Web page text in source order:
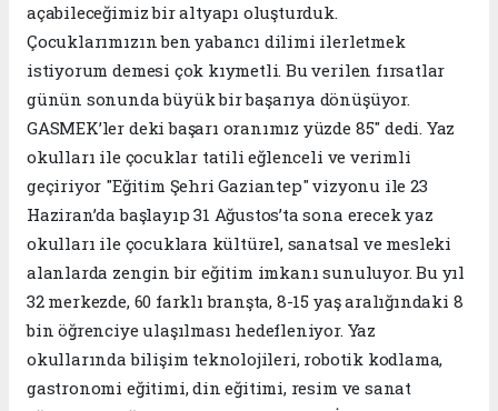
açabileceğimiz bir altyapı oluşturduk.
Çocuklarımızın ben yabancı dilimi ilerletmek
istiyorum demesi çok kıymetli. Bu verilen fırsatlar
günün sonunda büyük bir başarıya dönüşüyor.
GASMEK’ler deki başarı oranımız yüzde 85" dedi. Yaz
okulları ile çocuklar tatili eğlenceli ve verimli
geçiriyor "Eğitim Şehri Gaziantep" vizyonu ile 23
Haziran’da başlayıp 31 Ağustos’ta sona erecek yaz
okulları ile çocuklara kültürel, sanatsal ve mesleki
alanlarda zengin bir eğitim imkanı sunuluyor. Bu yıl
32 merkezde, 60 farklı branşta, 8-15 yaş aralığındaki 8
bin öğrenciye ulaşılması hedefleniyor. Yaz
okullarında bilişim teknolojileri, robotik kodlama,
gastronomi eğitimi, din eğitimi, resim ve sanat